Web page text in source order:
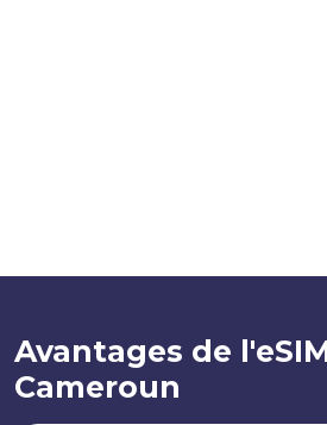
Avantages de
Cameroun